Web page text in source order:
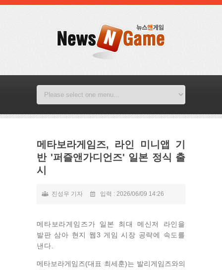
메타보라게임즈, 라인 미니앱 기
반 '퍼즐앤가디언즈' 일본 정식 출
시
진성우 기자 입력 : 2026/06/09 14:26
메타보라게임즈가 일본 최대 메신저 라인을
발판 삼아 현지 웹3 게임 시장 공략에 속도를
낸다.
메타보라게임즈(대표 최세훈)는 발리게임즈와의